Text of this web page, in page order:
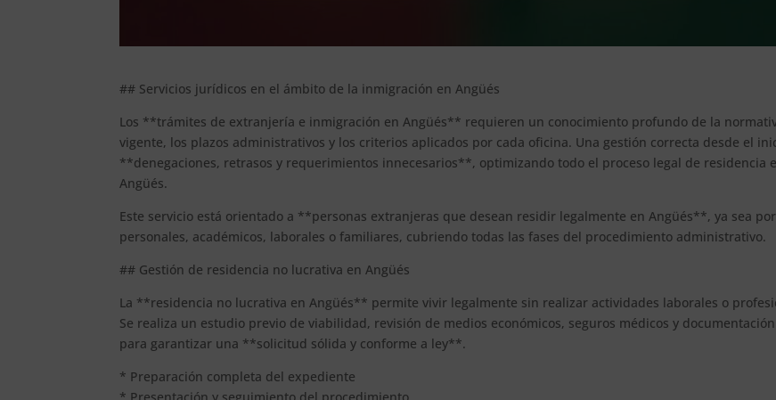
## Servicios jurídicos en el ámbito de la inmigración en Angüés
Los **trámites de extranjería e inmigración en Angüés** requieren un conocimiento profundo de la
vigente, los plazos administrativos y los criterios aplicados por cada oficina. Una gestión correcta desde el
**denegaciones, retrasos y requerimientos innecesarios**, optimizando todo el proceso legal de residencia
Angüés.
Este servicio está orientado a **personas extranjeras que desean residir legalmente en Angüés**, ya sea
personales, académicos, laborales o familiares, cubriendo todas las fases del procedimiento administrativo.
## Gestión de residencia no lucrativa en Angüés
La **residencia no lucrativa en Angüés** permite vivir legalmente sin realizar actividades laborales o
Se realiza un estudio previo de viabilidad, revisión de medios económicos, seguros médicos y
para garantizar una **solicitud sólida y conforme a ley**.
* Preparación completa del expediente